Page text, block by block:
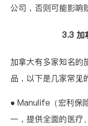
公司，否则可能影响
3.3 加
加拿大有多家知名的
品，以下是几家常见
● Manulife （宏利
一，提供全面的医疗